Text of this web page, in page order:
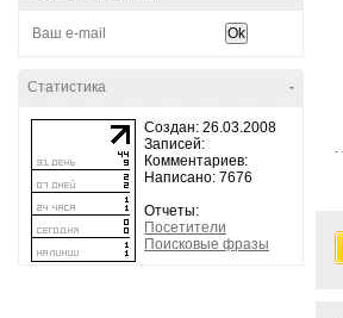
-
Статистика
Создан: 26.03.2008
Записей:
Комментариев:
Написано: 7676
Отчеты:
Посетители
Поисковые фразы